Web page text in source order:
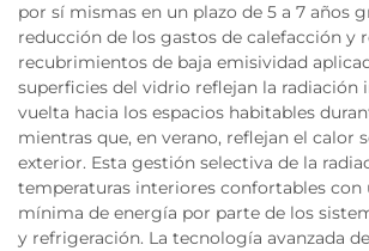
por sí mismas en un plazo de 5 a 7 años
reducción de los gastos de calefacción y
recubrimientos de baja emisividad
superficies del vidrio reflejan la radiación
vuelta hacia los espacios habitables
mientras que, en verano, reflejan el calor
exterior. Esta gestión selectiva de la
temperaturas interiores confortables con
mínima de energía por parte de los
y refrigeración. La tecnología avanzada